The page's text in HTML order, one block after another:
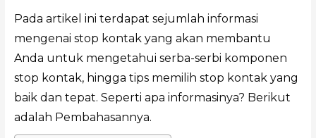
Pada artikel ini terdapat sejumlah informasi
mengenai stop kontak yang akan membantu
Anda untuk mengetahui serba-serbi komponen
stop kontak, hingga tips memilih stop kontak yang
baik dan tepat. Seperti apa informasinya? Berikut
adalah Pembahasannya.